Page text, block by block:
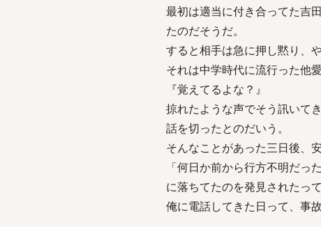
最初は適当に付き合ってた吉
たのだそうだ。
すると相手は急に押し黙り、
それは中学時代に流行った他
『覚えてるよな？』
掠れたような声でそう訊いて
話を切ったとのだいう。
そんなことがあった三日後、
「何日か前から行方不明だ
に落ちてたのを発見されたっ
俺に電話してきた日って、事